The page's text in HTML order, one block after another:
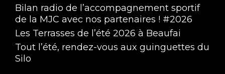
Bilan radio de l’accompagnement sportif
de la MJC avec nos partenaires ! #2026
Les Terrasses de l’été 2026 à Beaufai
Tout l’été, rendez-vous aux guinguettes du
Silo